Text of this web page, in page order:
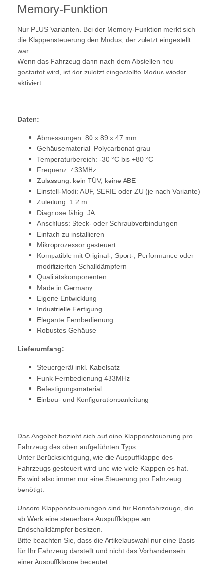
Memory-Funktion
Nur PLUS Varianten. Bei der Memory-Funktion merkt sich
die Klappensteuerung den Modus, der zuletzt eingestellt
war.
Wenn das Fahrzeug dann nach dem Abstellen neu
gestartet wird, ist der zuletzt eingestellte Modus wieder
aktiviert.
Daten:
Abmessungen: 80 x 89 x 47 mm
Gehäusematerial: Polycarbonat grau
Temperaturbereich: -30 °C bis +80 °C
Frequenz: 433MHz
Zulassung: kein TÜV, keine ABE
Einstell-Modi: AUF, SERIE oder ZU (je nach Variante)
Zuleitung: 1.2 m
Diagnose fähig: JA
Anschluss: Steck- oder Schraubverbindungen
Einfach zu installieren
Mikroprozessor gesteuert
Kompatible mit Original-, Sport-, Performance oder
modifizierten Schalldämpfern
Qualitätskomponenten
Made in Germany
Eigene Entwicklung
Industrielle Fertigung
Elegante Fernbedienung
Robustes Gehäuse
Lieferumfang:
Steuergerät inkl. Kabelsatz
Funk-Fernbedienung 433MHz
Befestigungsmaterial
Einbau- und Konfigurationsanleitung
Das Angebot bezieht sich auf eine Klappensteuerung pro
Fahrzeug des oben aufgeführten Typs.
Unter Berücksichtigung, wie die Auspuffklappe des
Fahrzeugs gesteuert wird und wie viele Klappen es hat.
Es wird also immer nur eine Steuerung pro Fahrzeug
benötigt.
Unsere Klappensteuerungen sind für Rennfahrzeuge, die
ab Werk eine steuerbare Auspuffklappe am
Endschalldämpfer besitzen.
Bitte beachten Sie, dass die Artikelauswahl nur eine Basis
für Ihr Fahrzeug darstellt und nicht das Vorhandensein
einer Auspuffklappe bedeutet.